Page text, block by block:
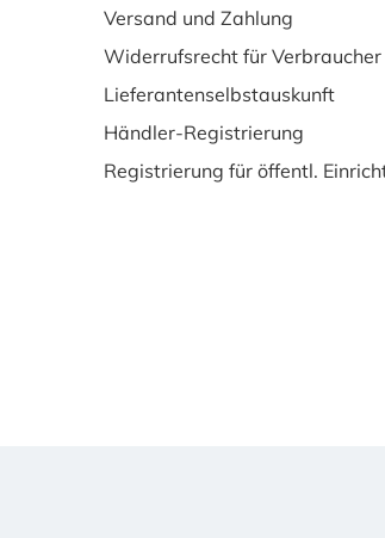
Versand und Zahlung
Widerrufsrecht für Verbraucher
Lieferantenselbstauskunft
Händler-Registrierung
Registrierung für öffentl.